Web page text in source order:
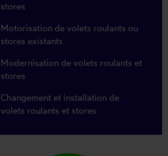
stores
Motorisation de volets roulants ou
stores existants
Modernisation de volets roulants et
stores
Changement et installation de
volets roulants et stores